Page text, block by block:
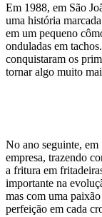
Em 1988, em São
uma história
em um pequeno
onduladas em
conquistaram os
tornar algo muito
No ano seguinte,
empresa, trazendo
a fritura em
importante na
mas com uma
perfeição em cada